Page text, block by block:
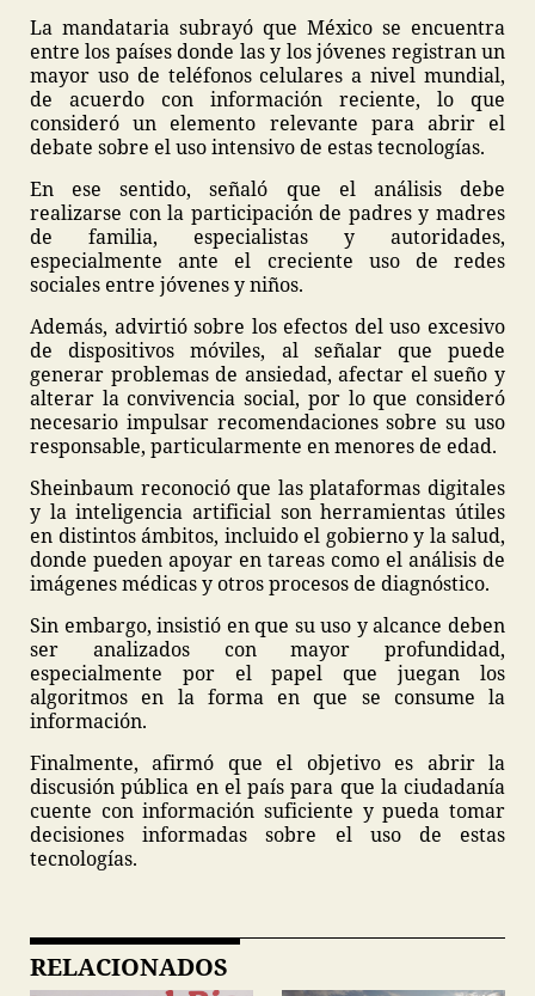
La mandataria subrayó que México se encuentra
entre los países donde las y los jóvenes registran un
mayor uso de teléfonos celulares a nivel mundial,
de acuerdo con información reciente, lo que
consideró un elemento relevante para abrir el
debate sobre el uso intensivo de estas tecnologías.
En ese sentido, señaló que el análisis debe
realizarse con la participación de padres y madres
de familia, especialistas y autoridades,
especialmente ante el creciente uso de redes
sociales entre jóvenes y niños.
Además, advirtió sobre los efectos del uso excesivo
de dispositivos móviles, al señalar que puede
generar problemas de ansiedad, afectar el sueño y
alterar la convivencia social, por lo que consideró
necesario impulsar recomendaciones sobre su uso
responsable, particularmente en menores de edad.
Sheinbaum reconoció que las plataformas digitales
y la inteligencia artificial son herramientas útiles
en distintos ámbitos, incluido el gobierno y la salud,
donde pueden apoyar en tareas como el análisis de
imágenes médicas y otros procesos de diagnóstico.
Sin embargo, insistió en que su uso y alcance deben
ser analizados con mayor profundidad,
especialmente por el papel que juegan los
algoritmos en la forma en que se consume la
información.
Finalmente, afirmó que el objetivo es abrir la
discusión pública en el país para que la ciudadanía
cuente con información suficiente y pueda tomar
decisiones informadas sobre el uso de estas
tecnologías.
RELACIONADOS